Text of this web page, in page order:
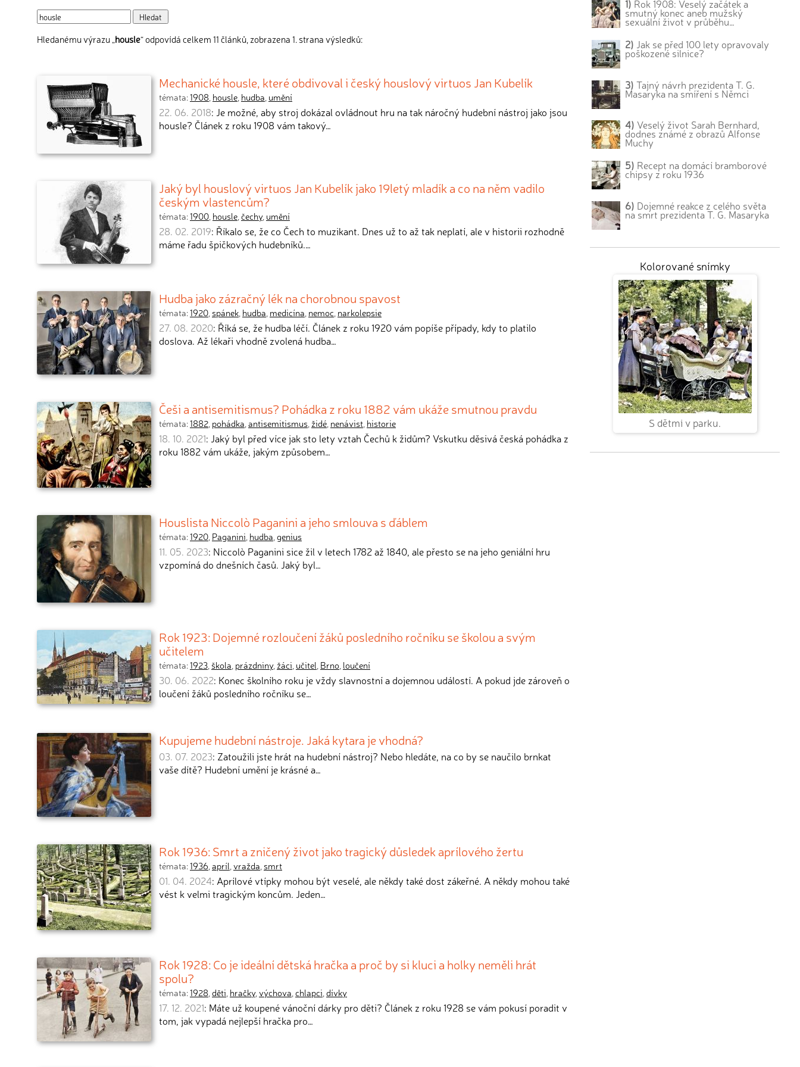
Hledanému výrazu „housle“ odpovídá celkem 11 článků, zobrazena 1. strana výsledků:
Mechanické housle, které obdivoval i český houslový virtuos Jan Kubelík
témata:1908, housle, hudba, umění
22. 06. 2018: Je možné, aby stroj dokázal ovládnout hru na tak náročný hudební nástroj jako jsou
housle? Článek z roku 1908 vám takový…
Jaký byl houslový virtuos Jan Kubelík jako 19letý mladík a co na něm vadilo
českým vlastencům?
témata:1900, housle,čechy, umění
28. 02. 2019: Říkalo se, že co Čech to muzikant. Dnes už to až tak neplatí, ale v historii rozhodně
máme řadu špičkových hudebníků.…
Hudba jako zázračný lék na chorobnou spavost
témata:1920, spánek, hudba, medicína, nemoc, narkolepsie
27. 08. 2020: Říká se, že hudba léčí. Článek z roku 1920 vám popíše případy, kdy to platilo
doslova. Až lékaři vhodně zvolená hudba…
Češi a antisemitismus? Pohádka z roku 1882 vám ukáže smutnou pravdu
témata:1882, pohádka,antisemitismus, židé, nenávist, historie
18. 10. 2021: Jaký byl před více jak sto lety vztah Čechů k židům? Vskutku děsivá česká pohádka z
roku 1882 vám ukáže, jakým způsobem…
Houslista Niccolò Paganini a jeho smlouva s ďáblem
témata:1920, Paganini, hudba,genius
11. 05. 2023: Niccolò Paganini sice žil v letech 1782 až 1840, ale přesto se na jeho geniální hru
vzpomíná do dnešních časů. Jaký byl…
Rok 1923: Dojemné rozloučení žáků posledního ročníku se školou a svým
učitelem
témata:1923, škola, prázdniny, žáci, učitel, Brno, loučení
30. 06. 2022: Konec školního roku je vždy slavnostní a dojemnou událostí. A pokud jde zároveň o
loučení žáků posledního ročníku se…
Kupujeme hudební nástroje. Jaká kytara je vhodná?
03. 07. 2023: Zatoužili jste hrát na hudební nástroj? Nebo hledáte, na co by se naučilo brnkat
vaše dítě? Hudební umění je krásné a…
Rok 1936: Smrt a zničený život jako tragický důsledek aprílového žertu
témata:1936,apríl,vražda, smrt
01. 04. 2024: Aprílové vtípky mohou být veselé, ale někdy také dost zákeřné. A někdy mohou také
vést k velmi tragickým koncům. Jeden…
Rok 1928: Co je ideální dětská hračka a proč by si kluci a holky neměli hrát
spolu?
témata:1928,děti, hračky,výchova,chlapci,dívky
17. 12. 2021: Máte už koupené vánoční dárky pro děti? Článek z roku 1928 se vám pokusí poradit v
tom, jak vypadá nejlepší hračka pro…
1) Rok 1908: Veselý začátek a
smutný konec aneb mužský
sexuální život v průběhu…
2) Jak se před 100 lety opravovaly
poškozené silnice?
3) Tajný návrh prezidenta T. G.
Masaryka na smíření s Němci
4) Veselý život Sarah Bernhard,
dodnes známé z obrazů Alfonse
Muchy
5) Recept na domácí bramborové
chipsy z roku 1936
6) Dojemné reakce z celého světa
na smrt prezidenta T. G. Masaryka
Kolorované snímky
S dětmi v parku.